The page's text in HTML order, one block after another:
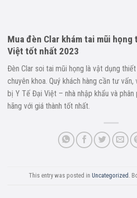
Mua đèn Clar khám tai mũi họng
Việt tốt nhất 2023
Đèn Clar soi tai mũi họng là vật dụng
chuyên khoa. Quý khách hàng cần tư
bị Y Tế Đại Việt – nhà nhập khẩu và
hãng với giá thành tốt nhất.
This entry was posted in Uncategorized .